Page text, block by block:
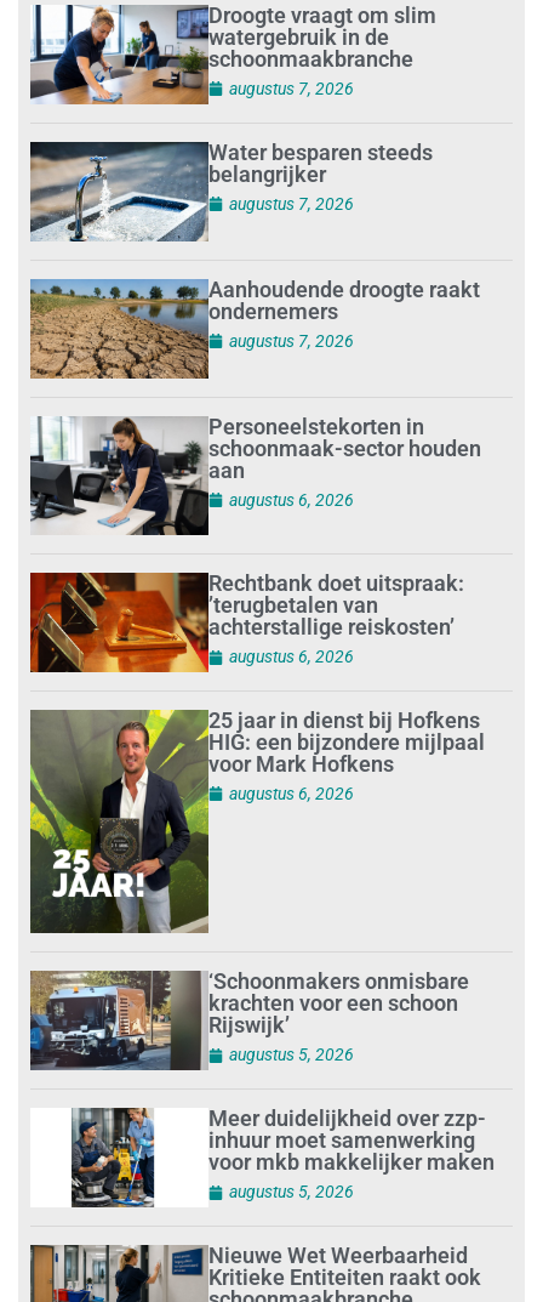
Droogte vraagt om slim
watergebruik in de
schoonmaakbranche
augustus 7, 2026
Water besparen steeds
belangrijker
augustus 7, 2026
Aanhoudende droogte raakt
ondernemers
augustus 7, 2026
Personeelstekorten in
schoonmaak-sector houden
aan
augustus 6, 2026
Rechtbank doet uitspraak:
’terugbetalen van
achterstallige reiskosten’
augustus 6, 2026
25 jaar in dienst bij Hofkens
HIG: een bijzondere mijlpaal
voor Mark Hofkens
augustus 6, 2026
‘Schoonmakers onmisbare
krachten voor een schoon
Rijswijk’
augustus 5, 2026
Meer duidelijkheid over zzp-
inhuur moet samenwerking
voor mkb makkelijker maken
augustus 5, 2026
Nieuwe Wet Weerbaarheid
Kritieke Entiteiten raakt ook